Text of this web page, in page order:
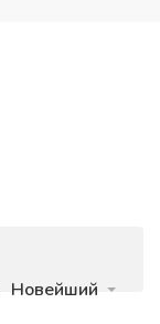
Новейший